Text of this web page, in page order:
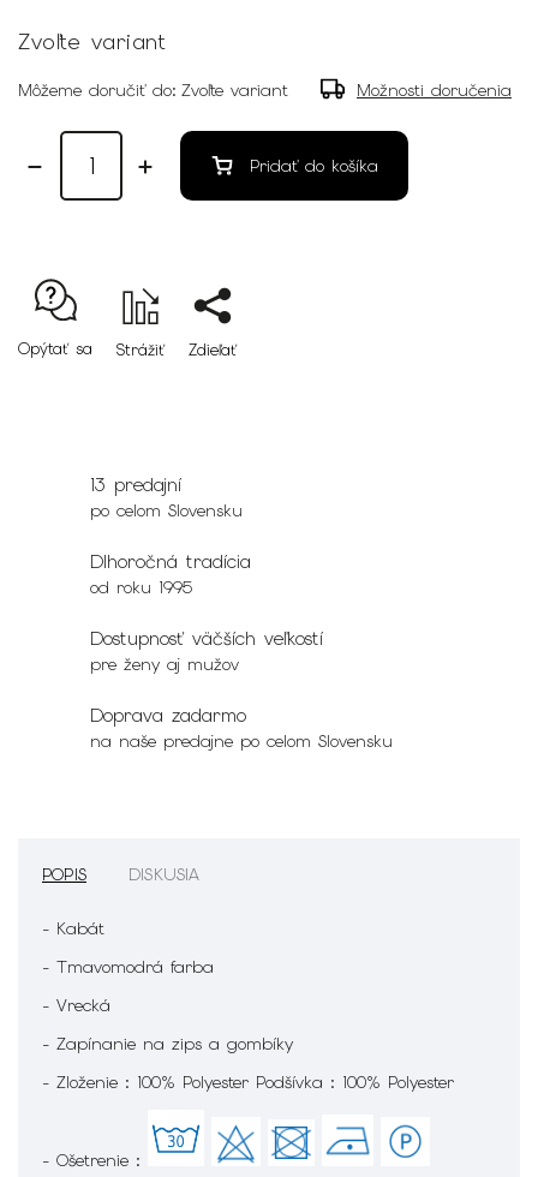
Zvoľte variant
Môžeme doručiť do: Zvoľte variant Možnosti doručenia
Pridať do košíka
Opýtať sa Strážiť Zdieľať
13 predajní
po celom Slovensku
Dlhoročná tradícia
od roku 1995
Dostupnosť väčších veľkostí
pre ženy aj mužov
Doprava zadarmo
na naše predajne po celom Slovensku
POPIS DISKUSIA
- Kabát
- Tmavomodrá farba
- Vrecká
- Zapínanie na zips a gombíky
- Zloženie : 100% Polyester Podšívka : 100% Polyester
- Ošetrenie :